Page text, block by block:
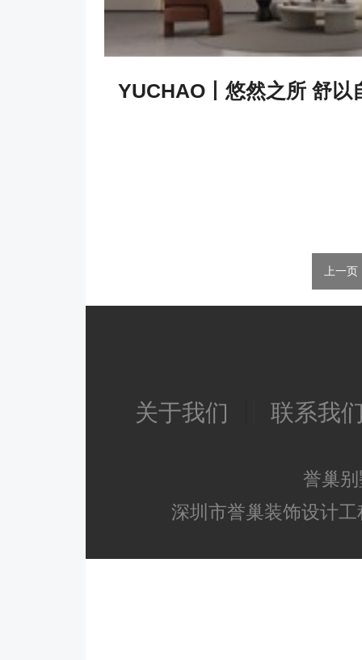
YUCHAO丨悠然之所 舒以
关于我们 联系我
誉巢
深圳市誉巢装饰设计